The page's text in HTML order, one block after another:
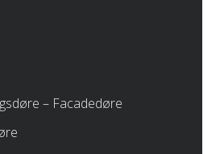
– Facadedøre